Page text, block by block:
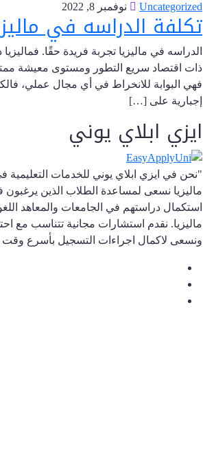
Uncategorized نوفمبر 8, 2022
تكلفة الدراسه في
الدراسه في ماليزيا تجربة فريدة حقًا.
ذات اقتصاد سريع التطور ومستوى معيشة
فهي البوابة للانخراط في أي مجال عملي،
إجبارية على […]
ايزي ابلاي يوني
"نحن في ايزي ابلاي يوني للخدمات التعليمية
ماليزيا نسعى لمساعدة الطلاب الذين يرغبون
استكمال دراستهم في الجامعات والمعاهد
ماليزيا. نقدم استشارات مجانية تتناسب مع
ونسعى لاكمال اجراءات التسجيل بأسرع